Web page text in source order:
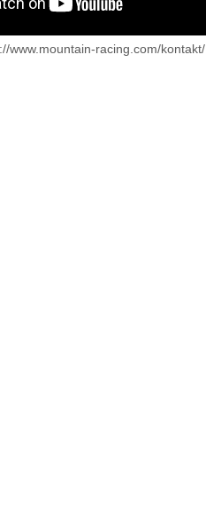
www.mountain-racing.com/kontakt/